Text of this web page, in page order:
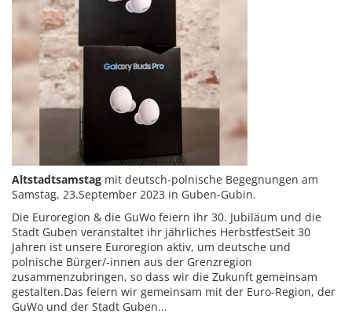
Altstadtsamstag mit deutsch-polnische Begegnungen am
Samstag, 23.September 2023 in Guben-Gubin.
Die Euroregion & die GuWo feiern ihr 30. Jubiläum und die
Stadt Guben veranstaltet ihr jährliches HerbstfestSeit 30
Jahren ist unsere Euroregion aktiv, um deutsche und
polnische Bürger/-innen aus der Grenzregion
zusammenzubringen, so dass wir die Zukunft gemeinsam
gestalten.Das feiern wir gemeinsam mit der Euro-Region, der
GuWo und der Stadt Guben...